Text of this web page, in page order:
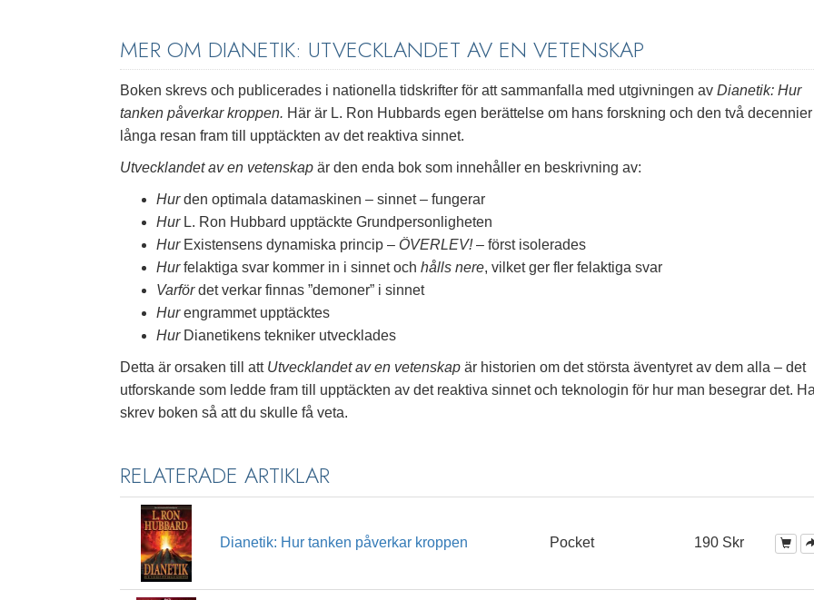
MER OM DIANETIK: UTVECKLANDET AV EN VETENSKAP
Boken skrevs och publicerades i nationella tidskrifter för att sammanfalla med utgivningen av Dianetik: Hur
tanken påverkar kroppen. Här är L. Ron Hubbards egen berättelse om hans forskning och den två decennier
långa resan fram till upptäckten av det reaktiva sinnet.
Utvecklandet av en vetenskap är den enda bok som innehåller en beskrivning av:
Hurden optimala datamaskinen – sinnet – fungerar
HurL. Ron Hubbard upptäckte Grundpersonligheten
HurExistensens dynamiska princip – ÖVERLEV!– först isolerades
Hurfelaktiga svar kommer in i sinnet och hålls nere, vilket ger fler felaktiga svar
Varfördet verkar finnas ”demoner” i sinnet
Hurengrammet upptäcktes
HurDianetikens tekniker utvecklades
Detta är orsaken till att Utvecklandet av en vetenskap är historien om det största äventyret av dem alla – det
utforskande som ledde fram till upptäckten av det reaktiva sinnet och teknologin för hur man besegrar det.
skrev boken så att du skulle få veta.
RELATERADE ARTIKLAR
Dianetik: Hur tanken påverkar kroppen Pocket 190 Skr